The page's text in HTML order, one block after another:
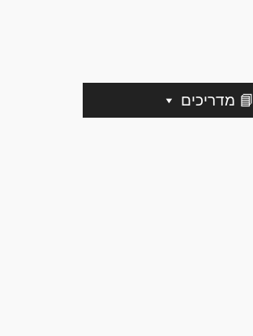
📘 מדריכים